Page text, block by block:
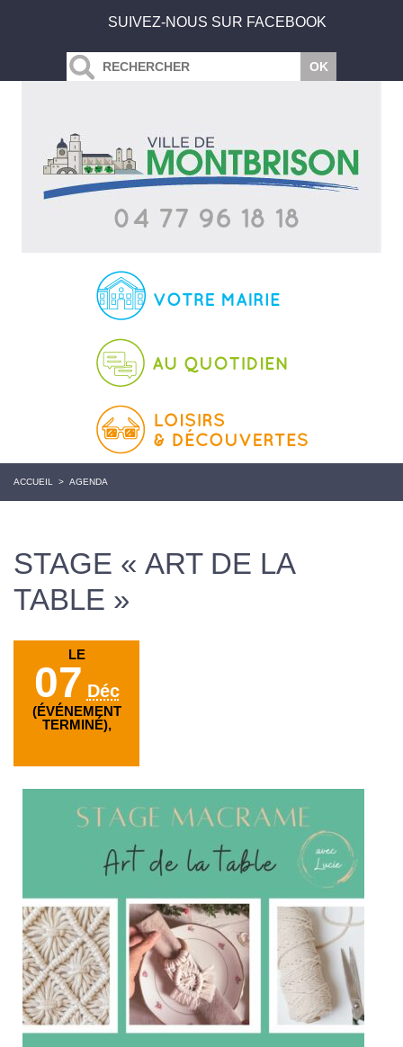
SUIVEZ-NOUS SUR FACEBOOK
ACCUEIL > AGENDA
STAGE « ART DE LA
TABLE »
LE
07 Déc
(ÉVÉNEMENT
TERMINÉ),